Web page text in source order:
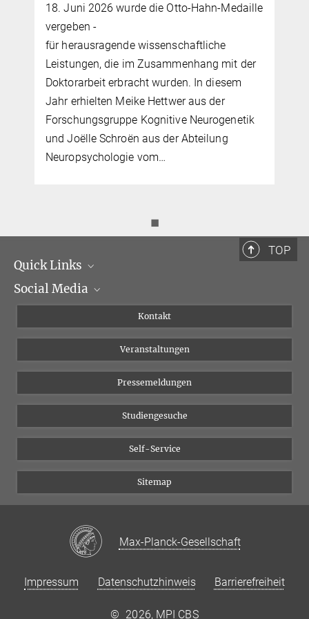
18. Juni 2026 wurde die Otto-Hahn-Medaille
vergeben -
für herausragende wissenschaftliche
Leistungen, die im Zusammenhang mit der
Doktorarbeit erbracht wurden. In diesem
Jahr erhielten Meike Hettwer aus der
Forschungsgruppe Kognitive Neurogenetik
und Joëlle Schroën aus der Abteilung
Neuropsychologie vom…
◼
TOP
Quick Links
Institutsleitung
Social Media
YouTube
Kontakt
Veranstaltungen
Pressemeldungen
Studiengesuche
Self-Service
Sitemap
Max-Planck-Gesellschaft
Impressum Datenschutzhinweis Barrierefreiheit
© 2026, MPI CBS